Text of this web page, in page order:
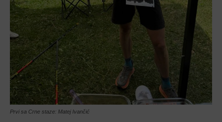
Prvi sa Crne staze: Matej Ivančić